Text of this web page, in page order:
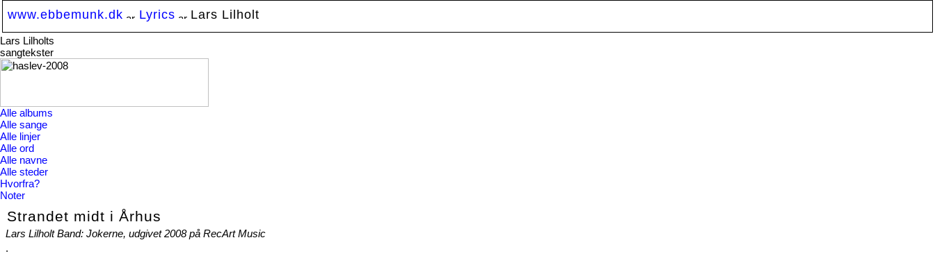
www.ebbemunk.dk Lyrics Lars Lilholt
Lars Lilholts
sangtekster
Alle albums
Alle sange
Alle linjer
Alle ord
Alle navne
Alle steder
Hvorfra?
Noter
Strandet midt i Århus
Lars Lilholt Band: Jokerne, udgivet 2008 på RecArt Music
.